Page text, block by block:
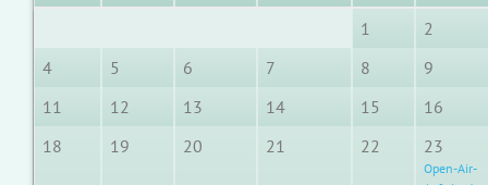
1
2
4
5 6 7 8
9
11
12 13 14 15
16
18
19 20 21 22 23
Open-Air-